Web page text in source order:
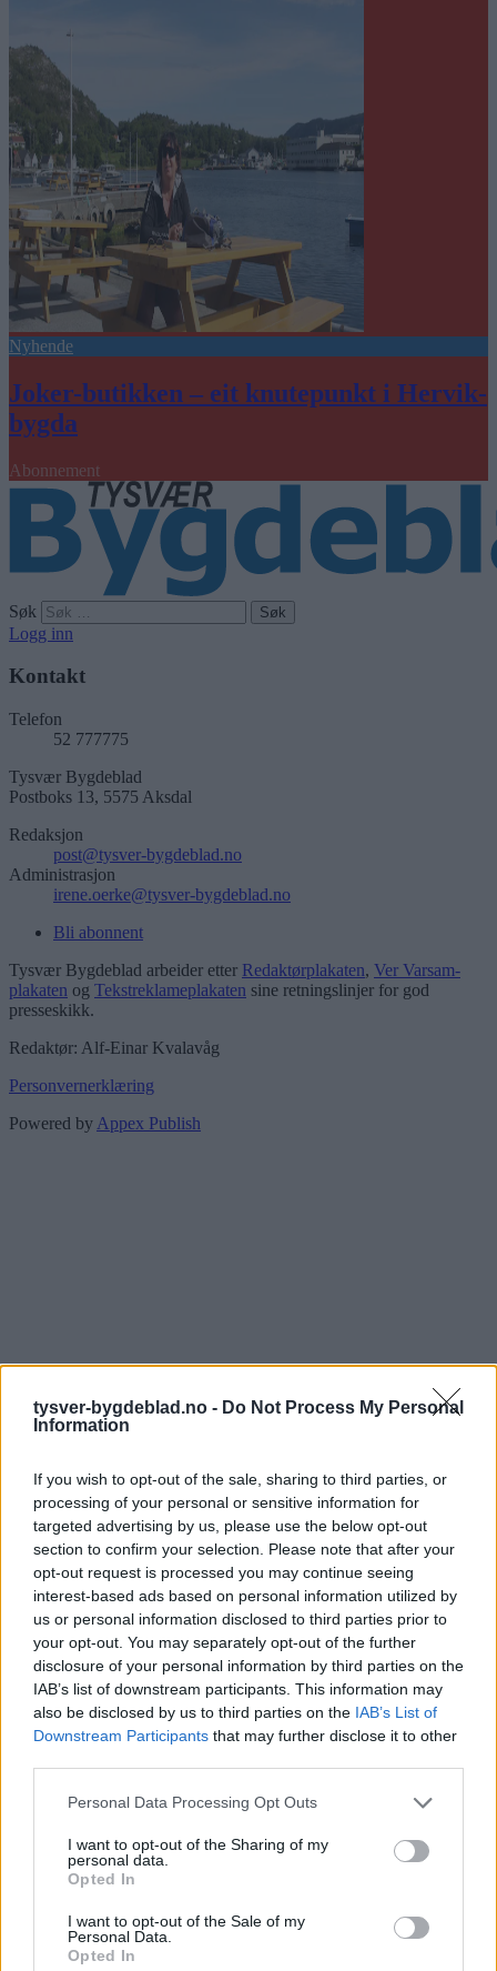
tysver-bygdeblad.no - Do Not Process My Personal
Information
If you wish to opt-out of the sale, sharing to third parties, or
processing of your personal or sensitive information for
targeted advertising by us, please use the below opt-out
section to confirm your selection. Please note that after your
opt-out request is processed you may continue seeing
interest-based ads based on personal information utilized by
us or personal information disclosed to third parties prior to
your opt-out. You may separately opt-out of the further
disclosure of your personal information by third parties on the
IAB’s list of downstream participants. This information may
also be disclosed by us to third parties on the IAB’s List of
Downstream Participants that may further disclose it to other
Personal Data Processing Opt Outs
I want to opt-out of the Sharing of my
personal data.
Opted In
I want to opt-out of the Sale of my
Personal Data.
Opted In
Nyhende
Joker-butikken – eit knutepunkt i Hervik-
bygda
Abonnement
Søk
Logg inn
Kontakt
Telefon
52 777775
Tysvær Bygdeblad
Postboks 13, 5575 Aksdal
Redaksjon
post@tysver-bygdeblad.no
Administrasjon
irene.oerke@tysver-bygdeblad.no
Bli abonnent
Tysvær Bygdeblad arbeider etter Redaktørplakaten, Ver Varsam-
plakaten og Tekstreklameplakaten sine retningslinjer for god
presseskikk.
Redaktør: Alf-Einar Kvalavåg
Personvernerklæring
Powered by Appex Publish